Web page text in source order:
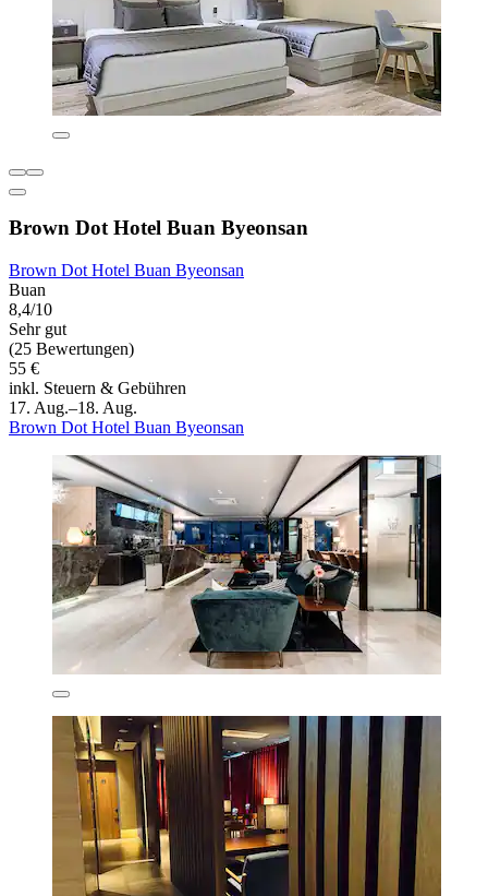
Brown Dot Hotel Buan Byeonsan
Brown Dot Hotel Buan Byeonsan
Buan
8,4/10
Sehr gut
(25 Bewertungen)
55 €
inkl. Steuern & Gebühren
17. Aug.–18. Aug.
Brown Dot Hotel Buan Byeonsan